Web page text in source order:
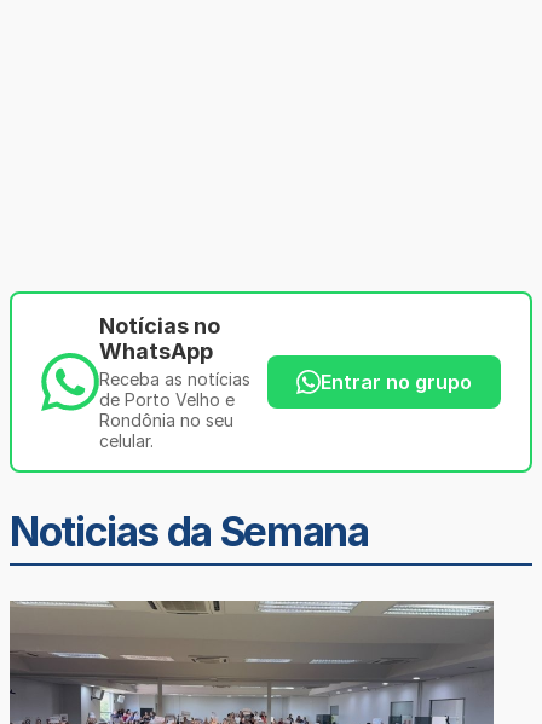
Notícias no
WhatsApp
Receba as notícias
de Porto Velho e
Rondônia no seu
celular.
Entrar no grupo
Noticias da Semana